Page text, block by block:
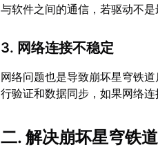
与软件之间的通信，若驱动不
3. 网络连接不稳定
网络问题也是导致崩坏星穹铁
行验证和数据同步，如果网络
二. 解决崩坏星穹铁